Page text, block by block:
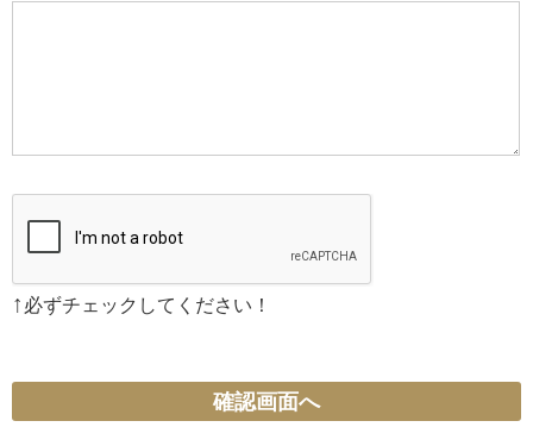
↑ 必ずチェックしてください！
確認画面へ